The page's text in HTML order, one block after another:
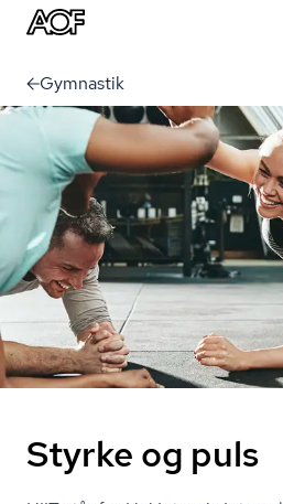
Gymnastik
Styrke og puls